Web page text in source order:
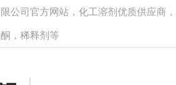
公司官方网站，化工溶剂优质供应商
，稀释剂等